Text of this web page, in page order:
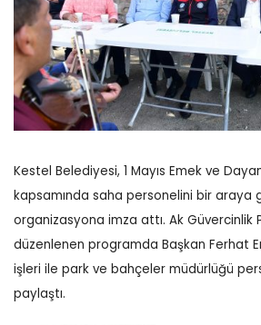
Kestel Belediyesi, 1 Mayıs Emek ve
kapsamında saha personelini bir araya
organizasyona imza attı. Ak Güvercinlik
düzenlenen programda Başkan Ferhat
işleri ile park ve bahçeler müdürlüğü
paylaştı.